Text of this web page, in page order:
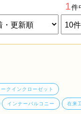
1件
ークインクローゼット
インナーバルコニー 在来